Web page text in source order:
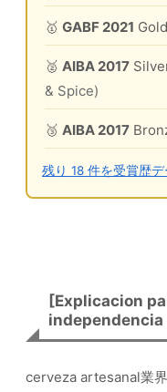
🥇 GABF 2021 Gold
🥈 AIBA 2017
& Spice)
🥉 AIBA 2017
残り 18 件を受賞歴
[Explicacion
cerveza artesanal業